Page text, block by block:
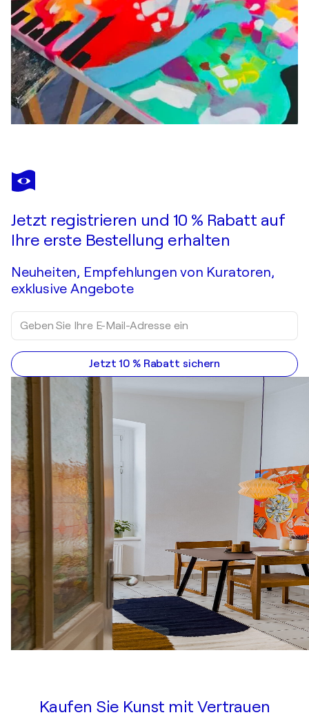
Jetzt registrieren und 10 % Rabatt auf
Ihre erste Bestellung erhalten
Neuheiten, Empfehlungen von Kuratoren,
exklusive Angebote
Jetzt 10 % Rabatt sichern
Kaufen Sie Kunst mit Vertrauen